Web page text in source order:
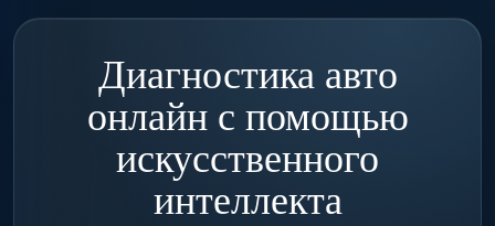
Диагностика авто
онлайн с помощью
искусственного
интеллекта